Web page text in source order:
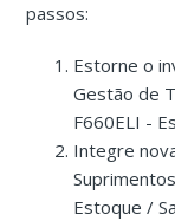
passos:
Estorne o
Gestão de
F660ELI -
Integre
Estoque /